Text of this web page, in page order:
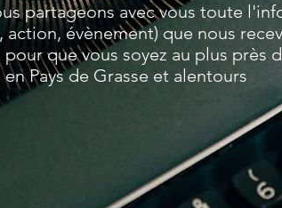
partageons avec vous toute
évènement) que nous
que vous soyez au plus près
Pays de Grasse et alentours